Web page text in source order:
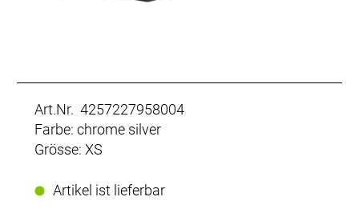
Art.Nr. 4257227958004
Farbe: chrome silver
Grösse: XS
Artikel ist lieferbar